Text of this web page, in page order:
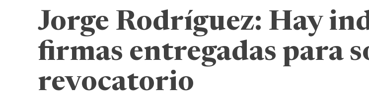
Jorge Rodríguez: Hay
firmas entregadas para
revocatorio